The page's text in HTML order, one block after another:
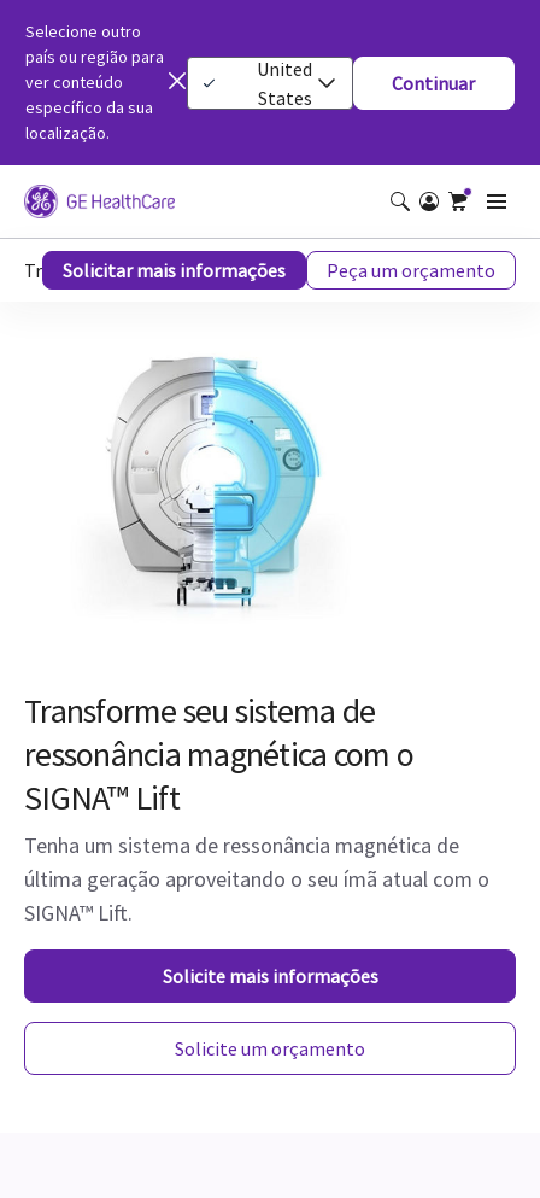
Selecione outro
país ou região para
ver conteúdo
específico da sua
localização.
United
States
Continuar
Transforme seu sistema de ressonância magnética com o SIGNA™ Lift
Solicitar mais informações Peça um orçamento
Transforme seu sistema de
ressonância magnética com o
SIGNA™ Lift
Tenha um sistema de ressonância magnética de
última geração aproveitando o seu ímã atual com o
SIGNA™ Lift.
Solicite mais informações
Solicite um orçamento